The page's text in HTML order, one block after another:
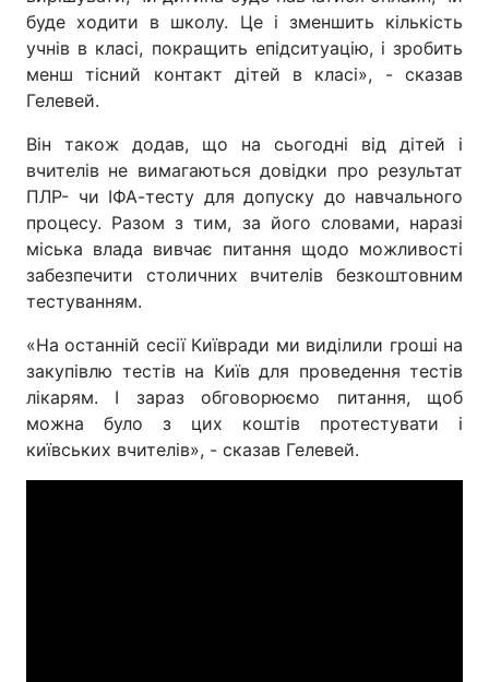
буде ходити в школу. Це і зменшить кількість
учнів в класі, покращить епідситуацію, і зробить
менш тісний контакт дітей в класі», - сказав
Гелевей.
Він також додав, що на сьогодні від дітей і
вчителів не вимагаються довідки про результат
ПЛР- чи ІФА-тесту для допуску до навчального
процесу. Разом з тим, за його словами, наразі
міська влада вивчає питання щодо можливості
забезпечити столичних вчителів безкоштовним
тестуванням.
«На останній сесії Київради ми виділили гроші на
закупівлю тестів на Київ для проведення тестів
лікарям. І зараз обговорюємо питання, щоб
можна було з цих коштів протестувати і
київських вчителів», - сказав Гелевей.